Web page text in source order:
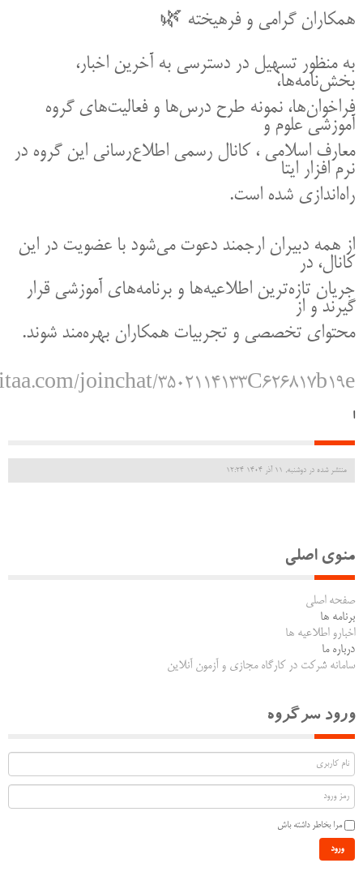
همکاران گرامی و فرهیخته 🌿
به منظور تسهیل در دسترسی به آخرین اخبار،
بخش‌نامه‌ها،
فراخوان‌ها، نمونه طرح درس‌ها و فعالیت‌های گروه
آموزشی علوم و
معارف اسلامی ، کانال رسمی اطلاع‌رسانی این گروه در
نرم افزار ایتا
راه‌اندازی شده است.
از همه دبیران ارجمند دعوت می‌شود با عضویت در این
کانال، در
جریان تازه‌ترین اطلاعیه‌ها و برنامه‌های آموزشی قرار
گیرند و از
محتوای تخصصی و تجربیات همکاران بهره‌مند شوند.
joinchat/3502114133C626817b19e
ا
منتشر شده در دوشنبه, 11 آذر 1404 12:24
منوی اصلی
صفحه اصلی
برنامه ها
اخبارو اطلاعیه ها
درباره ما
سامانه شرکت در کارگاه مجازی و آزمون آنلاین
ورود سرگروه
مرا بخاطر داشته باش
ورود